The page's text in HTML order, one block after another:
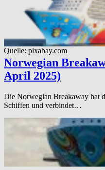
Quelle: pixabay.com
Norwegian
April 2025)
Die Norwegian Breakaway hat
Schiffen und verbindet…